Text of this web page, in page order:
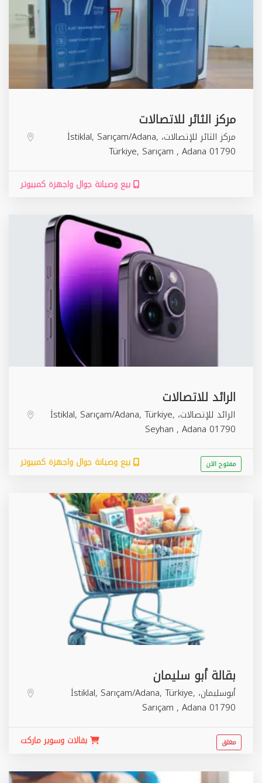
مركز الثائر للاتصالات
مركز الثائر للإتصالات، İstiklal, Sarıçam/Adana,
Türkiye, Sarıçam , Adana 01790
بيع وصيانة جوال واجهزة كمبيوتر
الرائد للاتصالات
الرائد للإتصالات، İstiklal, Sarıçam/Adana, Türkiye,
Seyhan , Adana 01790
بيع وصيانة جوال واجهزة كمبيوتر مفتوح الان
بقالة أبو سليمان
أبوسليمان، İstiklal, Sarıçam/Adana, Türkiye,
Sarıçam , Adana 01790
بقالات وسوبر ماركت مغلق